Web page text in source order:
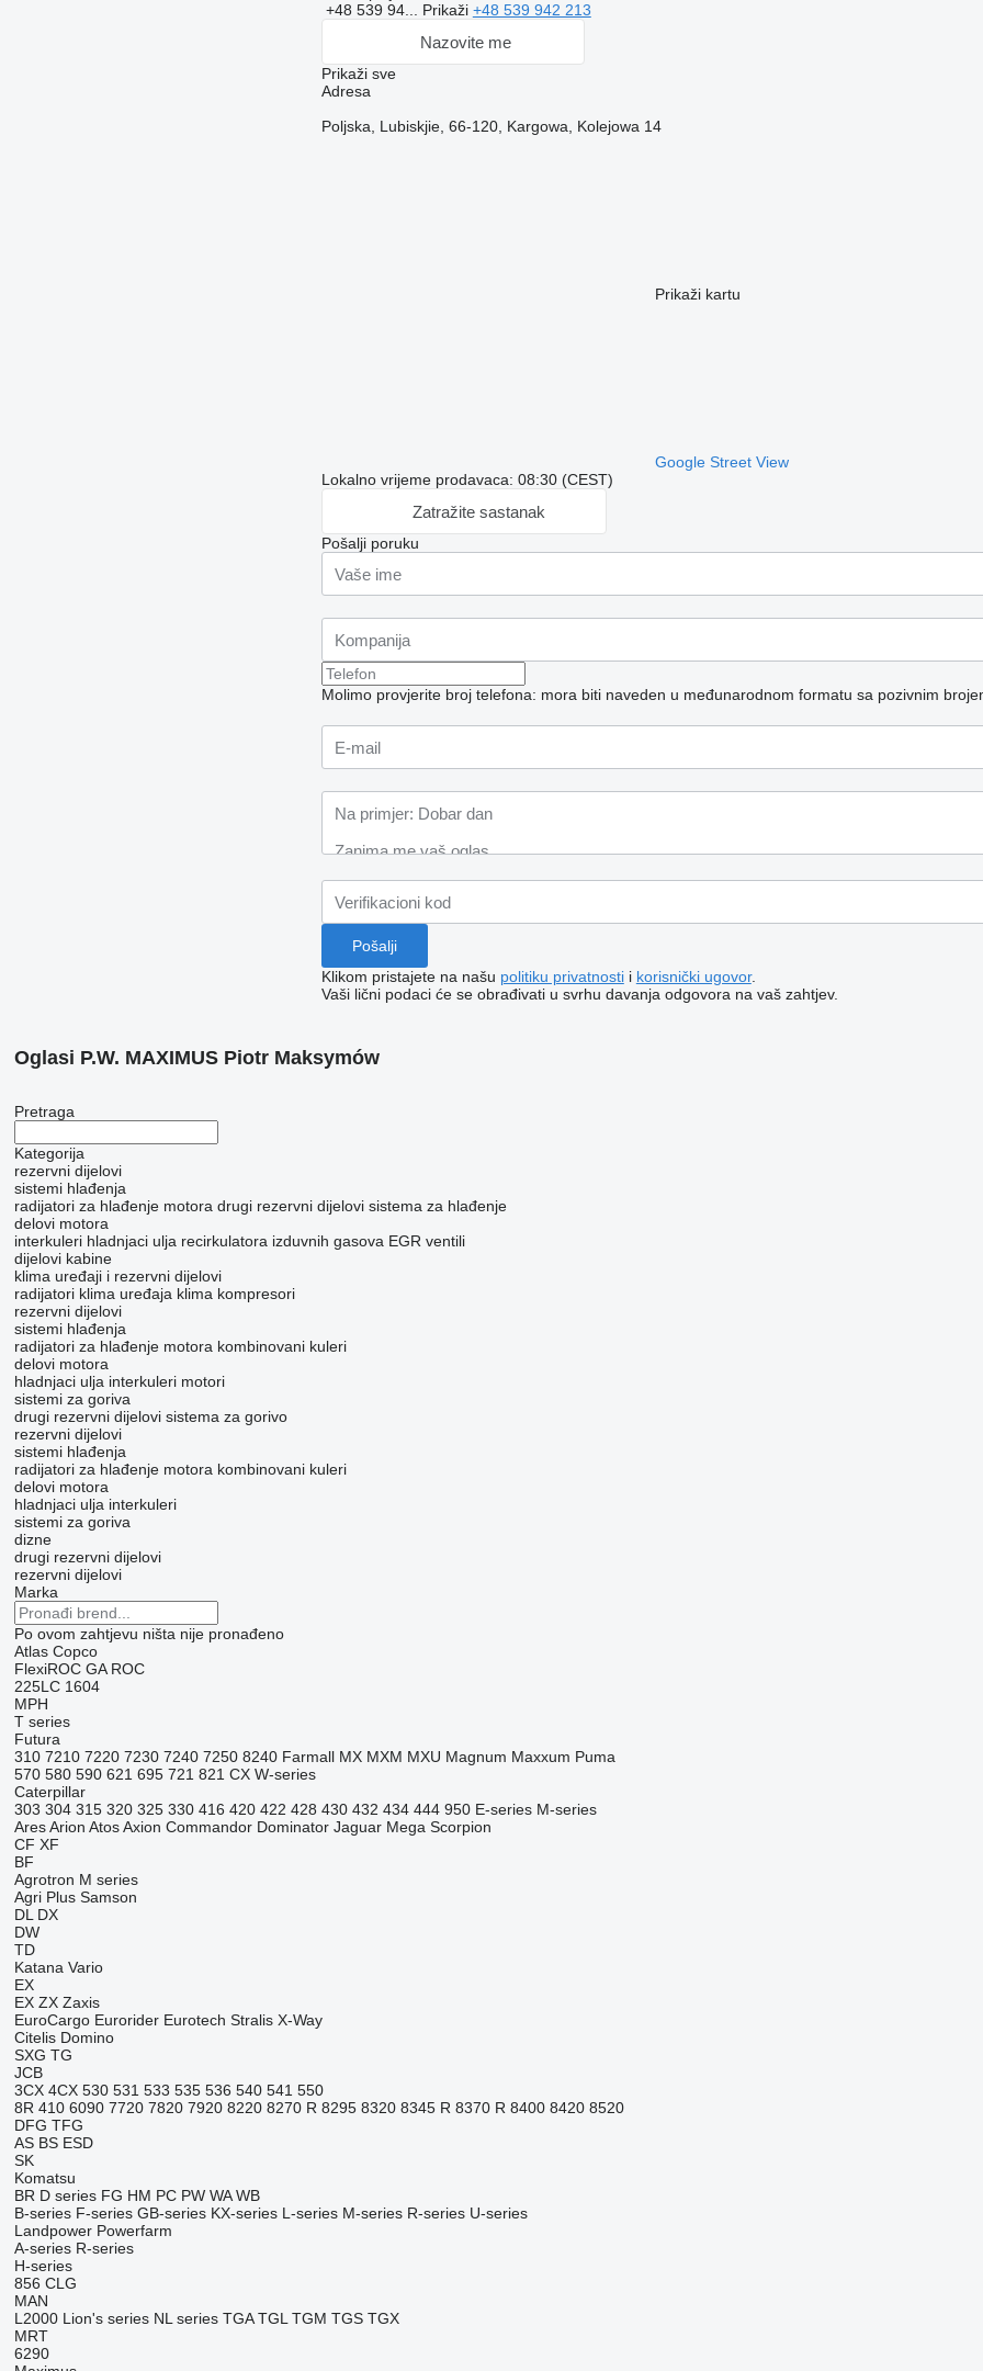
+48 539 94... Prikaži +48 539 942 213
Nazovite me
Prikaži sve
Adresa
Poljska, Lubiskjie, 66-120, Kargowa, Kolejowa 14
Prikaži kartu
Google Street View
Lokalno vrijeme prodavaca: 08:30 (CEST)
Zatražite sastanak
Pošalji poruku
Molimo provjerite broj telefona: mora biti naveden u međunarodnom formatu sa pozivnim
Klikom pristajete na našu politiku privatnostii korisnički ugovor.
Vaši lični podaci će se obrađivati ​​u svrhu davanja odgovora na vaš zahtjev.
Oglasi P.W. MAXIMUS Piotr Maksymów
Pretraga
Kategorija
rezervni dijelovi
sistemi hlađenja
radijatori za hlađenje motora drugi rezervni dijelovi sistema za hlađenje
delovi motora
interkuleri hladnjaci ulja recirkulatora izduvnih gasova EGR ventili
dijelovi kabine
klima uređaji i rezervni dijelovi
radijatori klima uređaja klima kompresori
rezervni dijelovi
sistemi hlađenja
radijatori za hlađenje motora kombinovani kuleri
delovi motora
hladnjaci ulja interkuleri motori
sistemi za goriva
drugi rezervni dijelovi sistema za gorivo
rezervni dijelovi
sistemi hlađenja
radijatori za hlađenje motora kombinovani kuleri
delovi motora
hladnjaci ulja interkuleri
sistemi za goriva
dizne
drugi rezervni dijelovi
rezervni dijelovi
Marka
Po ovom zahtjevu ništa nije pronađeno
Atlas Copco
FlexiROC GA ROC
225LC 1604
MPH
T series
Futura
310 7210 7220 7230 7240 7250 8240 Farmall MX MXM MXU Magnum Maxxum Puma
570 580 590 621 695 721 821 CX W-series
Caterpillar
303 304 315 320 325 330 416 420 422 428 430 432 434 444 950 E-series M-series
Ares Arion Atos Axion Commandor Dominator Jaguar Mega Scorpion
CF XF
BF
Agrotron M series
Agri Plus Samson
DL DX
DW
TD
Katana Vario
EX
EX ZX Zaxis
EuroCargo Eurorider Eurotech Stralis X-Way
Citelis Domino
SXG TG
JCB
3CX 4CX 530 531 533 535 536 540 541 550
8R 410 6090 7720 7820 7920 8220 8270 R 8295 8320 8345 R 8370 R 8400 8420 8520
DFG TFG
AS BS ESD
SK
Komatsu
BR D series FG HM PC PW WA WB
B-series F-series GB-series KX-series L-series M-series R-series U-series
Landpower Powerfarm
A-series R-series
H-series
856 CLG
MAN
L2000 Lion's series NL series TGA TGL TGM TGS TGX
MRT
6290